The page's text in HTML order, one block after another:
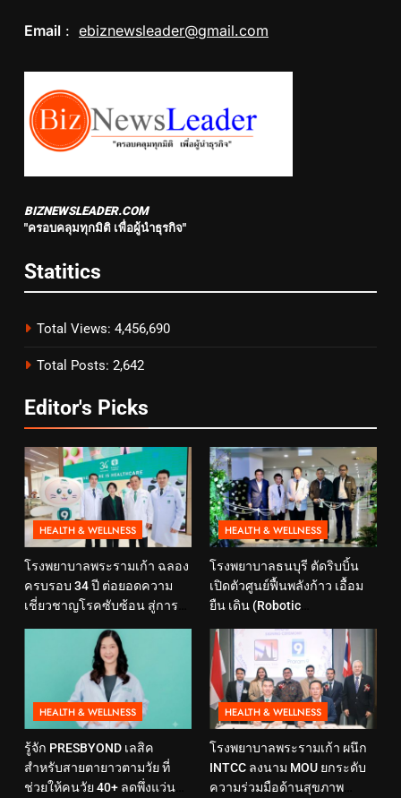
Email : ebiznewsleader@gmail.com
BIZNEWSLEADER.COM
"ครอบคลุมทุกมิติ เพื่อผู้นำธุรกิจ"
Statitics
Total Views: 4,456,690
Total Posts: 2,642
Editor's Picks
HEALTH & WELLNESS
โรงพยาบาลพระรามเก้า ฉลอง
ครบรอบ 34 ปี ต่อยอดความ
เชี่ยวชาญโรคซับซ้อน สู่การ
โจทย์ไลฟ์สไตล์ ภายใต้แนวคิด
“SELF-CARE IS HEALTHCARE”
HEALTH & WELLNESS
โรงพยาบาลธนบุรี ตัดริบบิ้น
เปิดตัวศูนย์ฟื้นพลังก้าว เอื้อม
ยืน เดิน (Robotic
เทคโนโลยีสุดล้ำ หุ่นยนต์ฝึก
เดิน มาเพิ่มประสิทธิภาพ
HEALTH & WELLNESS
รู้จัก PRESBYOND เลสิค
สำหรับสายตายาวตามวัย ที่
ช่วยให้คนวัย 40+ ลดพึ่งแว่น
HEALTH & WELLNESS
โรงพยาบาลพระรามเก้า ผนึก
INTCC ลงนาม MOU ยกระดับ
ความร่วมมือด้านสุขภาพ